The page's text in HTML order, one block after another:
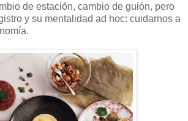
de estación, cambio de guión, pero
y su mentalidad ad hoc: cuidarnos a